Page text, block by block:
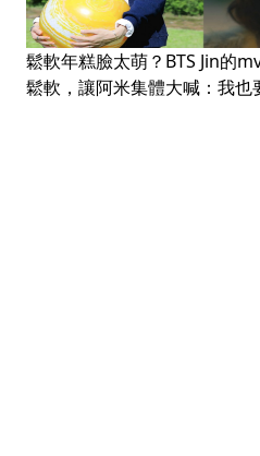
鬆軟年糕臉太萌？BTS Jin的
鬆軟，讓阿米集體大喊：我也